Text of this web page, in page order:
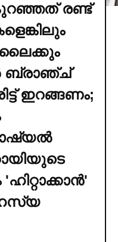
രണ്ട്
ലൈക്കും
ബ്രാഞ്ച്
ഇറങ്ങണം;